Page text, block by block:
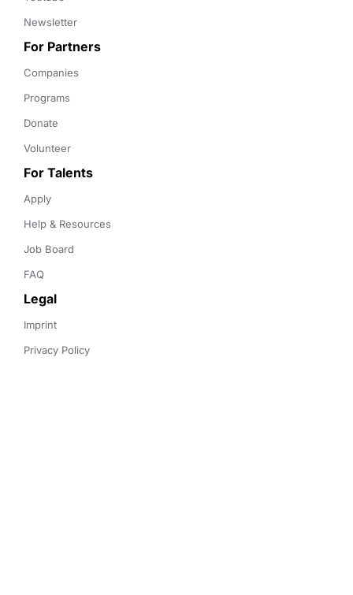
Newsletter
For Partners
Companies
Programs
Donate
Volunteer
For Talents
Apply
Help & Resources
Job Board
FAQ
Legal
Imprint
Privacy Policy